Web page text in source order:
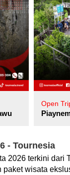
Open
- Tournesia
2026 terkini dari
paket wisata